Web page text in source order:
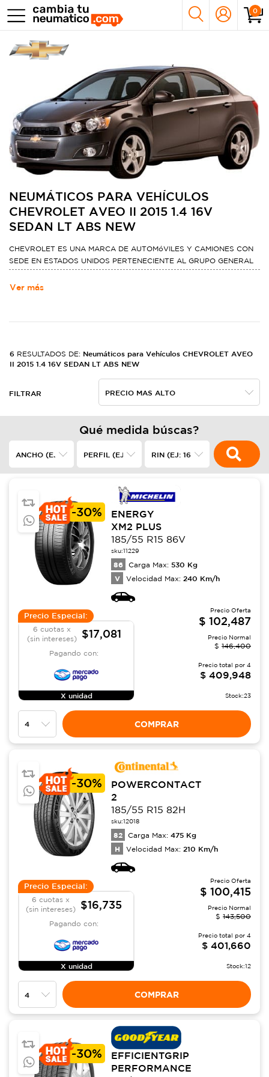
0
NEUMÁTICOS PARA VEHÍCULOS
CHEVROLET AVEO II 2015 1.4 16V
SEDAN LT ABS NEW
CHEVROLET ES UNA MARCA DE AUTOMóVILES Y CAMIONES CON
SEDE EN ESTADOS UNIDOS PERTENECIENTE AL GRUPO GENERAL
CRAPO DURANT EL 3 DE NOVIEMBRE DE 1911,2​ EN LOS ESTADOS
Ver más
6 RESULTADOS DE: Neumáticos para Vehículos CHEVROLET AVEO
II 2015 1.4 16V SEDAN LT ABS NEW
FILTRAR
Qué medida búscas?
-30%
ENERGY
XM2 PLUS
185/55 R15 86V
sku:11229
86 Carga Max: 530 Kg
V Velocidad Max: 240 Km/h
Precio Especial:
6 cuotas x
(sin intereses)
$17,081
Pagando con:
X unidad
Precio Oferta
$ 102,487
Precio Normal
$ 146,400
Precio total por 4
$ 409,948
Stock:23
COMPRAR
-30%
POWERCONTACT
2
185/55 R15 82H
sku:12018
82 Carga Max: 475 Kg
H Velocidad Max: 210 Km/h
Precio Especial:
6 cuotas x
(sin intereses)
$16,735
Pagando con:
X unidad
Precio Oferta
$ 100,415
Precio Normal
$ 143,500
Precio total por 4
$ 401,660
Stock:12
COMPRAR
-30%
EFFICIENTGRIP
PERFORMANCE